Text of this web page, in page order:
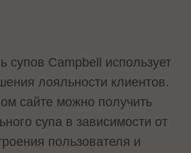
супов Campbell использует
лояльности клиентов.
сайте можно получить
супа в зависимости от
пользователя и